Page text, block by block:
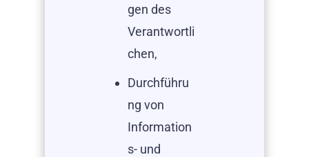
gen des
Verantwortli
chen,
Durchführu
ng von
Information
s- und